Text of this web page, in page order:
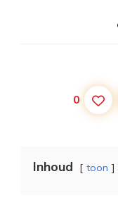
0
Inhoud toon